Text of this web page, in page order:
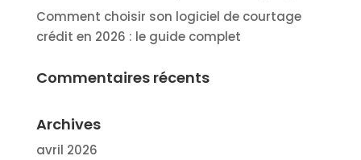
Comment choisir son logiciel de courtage
crédit en 2026 : le guide complet
Commentaires récents
Archives
avril 2026